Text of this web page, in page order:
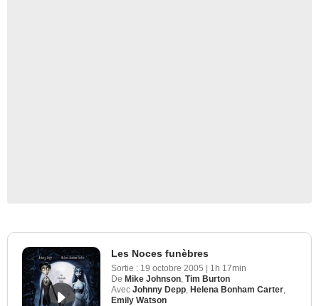
Les Noces funèbres
Sortie : 19 octobre 2005 | 1h 17min
De Mike Johnson Tim Burton
Avec Johnny Depp Helena Bonham Carter
Emily Watson